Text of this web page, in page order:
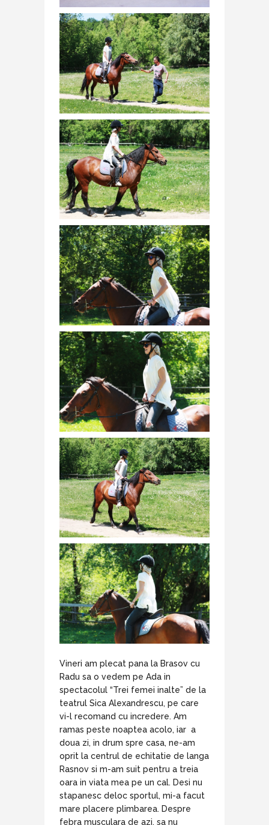
Vineri am plecat pana la Brasov cu
Radu sa o vedem pe Ada in
spectacolul “Trei femei inalte” de la
teatrul Sica Alexandrescu, pe care
vi-l recomand cu incredere. Am
ramas peste noaptea acolo, iar a
doua zi, in drum spre casa, ne-am
oprit la centrul de echitatie de langa
Rasnov si m-am suit pentru a treia
oara in viata mea pe un cal. Desi nu
stapanesc deloc sportul, mi-a facut
mare placere plimbarea. Despre
febra musculara de azi, sa nu